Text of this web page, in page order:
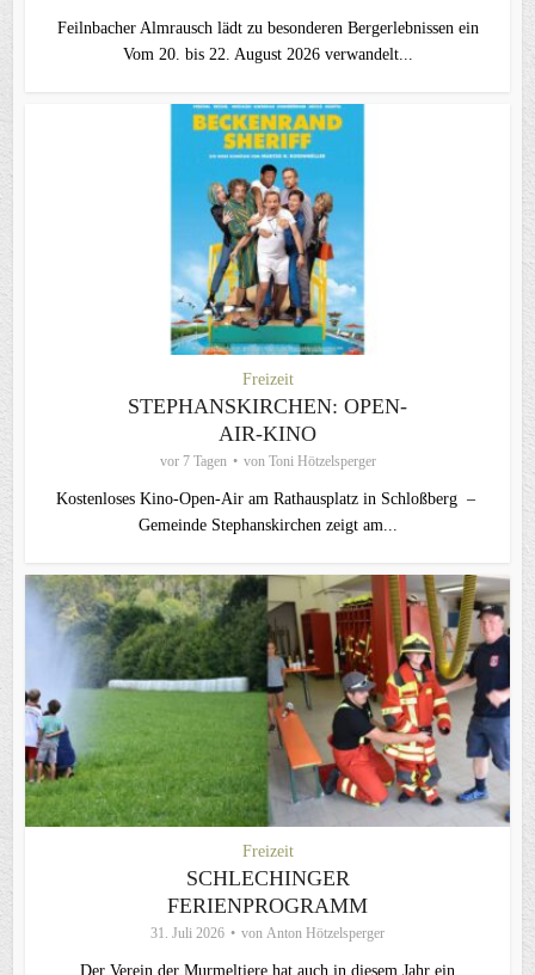
Feilnbacher Almrausch lädt zu besonderen Bergerlebnissen ein
Vom 20. bis 22. August 2026 verwandelt...
Freizeit
STEPHANSKIRCHEN: OPEN-
AIR-KINO
vor 7 Tagen von Toni Hötzelsperger
Kostenloses Kino-Open-Air am Rathausplatz in Schloßberg –
Gemeinde Stephanskirchen zeigt am...
Freizeit
SCHLECHINGER
FERIENPROGRAMM
31. Juli 2026 von Anton Hötzelsperger
Der Verein der Murmeltiere hat auch in diesem Jahr ein